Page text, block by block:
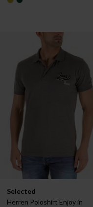
Verfügbar in:
Selected
Herren Poloshirt Enjoy in